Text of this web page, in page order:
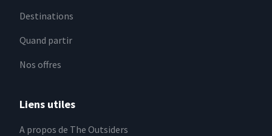
Destinations
Quand partir
Nos offres
Liens utiles
A propos de The Outsiders